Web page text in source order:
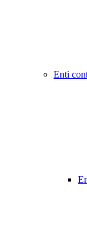
Enti